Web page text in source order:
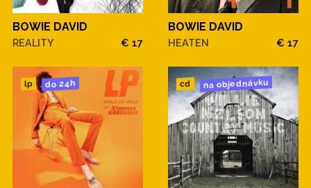
BOWIE DAVID
REALITY € 17
BOWIE DAVID
HEATEN € 17
lp do 24h cd na objednávku